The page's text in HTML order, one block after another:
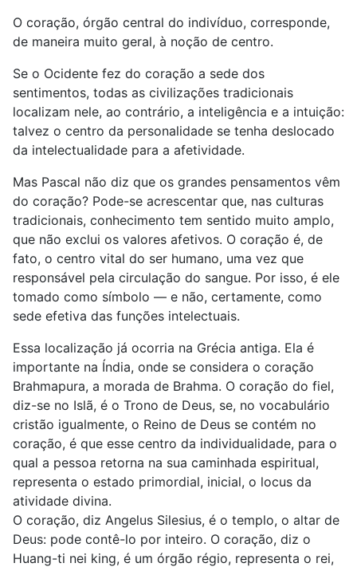
O coração, órgão central do indivíduo, corresponde,
de maneira muito geral, à noção de centro.
Se o Ocidente fez do coração a sede dos
sentimentos, todas as civilizações tradicionais
localizam nele, ao contrário, a inteligência e a intuição:
talvez o centro da personalidade se tenha deslocado
da intelectualidade para a afetividade.
Mas Pascal não diz que os grandes pensamentos vêm
do coração? Pode-se acrescentar que, nas culturas
tradicionais, conhecimento tem sentido muito amplo,
que não exclui os valores afetivos. O coração é, de
fato, o centro vital do ser humano, uma vez que
responsável pela circulação do sangue. Por isso, é ele
tomado como símbolo — e não, certamente, como
sede efetiva das funções intelectuais.
Essa localização já ocorria na Grécia antiga. Ela é
importante na Índia, onde se considera o coração
Brahmapura, a morada de Brahma. O coração do fiel,
diz-se no Islã, é o Trono de Deus, se, no vocabulário
cristão igualmente, o Reino de Deus se contém no
coração, é que esse centro da individualidade, para o
qual a pessoa retorna na sua caminhada espiritual,
representa o estado primordial, inicial, o locus da
atividade divina.
O coração, diz Angelus Silesius, é o templo, o altar de
Deus: pode contê-lo por inteiro. O coração, diz o
Huang-ti nei king, é um órgão régio, representa o rei,